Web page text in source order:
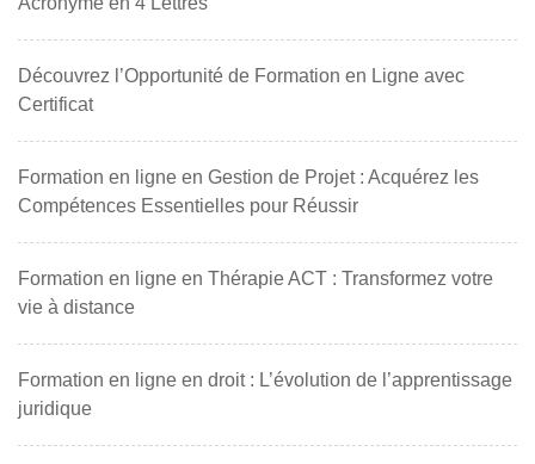
Découvrez l’Opportunité de Formation en Ligne avec
Certificat
Formation en ligne en Gestion de Projet : Acquérez les
Compétences Essentielles pour Réussir
Formation en ligne en Thérapie ACT : Transformez votre
vie à distance
Formation en ligne en droit : L’évolution de l’apprentissage
juridique